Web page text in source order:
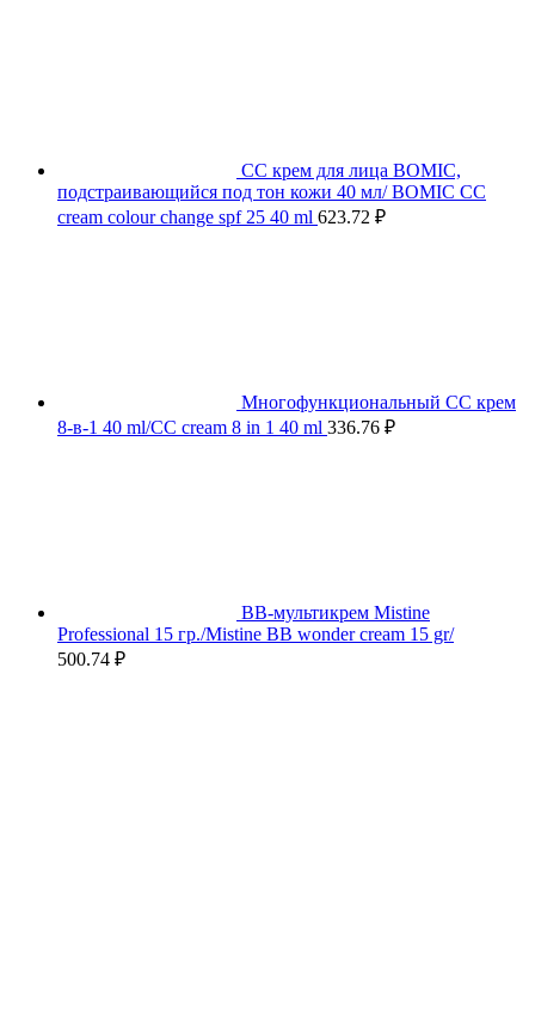
СС крем для лица BOMIC,
подстраивающийся под тон кожи 40 мл/ BOMIC CC
cream colour change spf 25 40 ml 623.72 ₽
Многофункциональный СС крем
8-в-1 40 ml/CC cream 8 in 1 40 ml 336.76 ₽
BB-мультикрем Mistine
Professional 15 гр./Mistine BB wonder cream 15 gr/
500.74 ₽